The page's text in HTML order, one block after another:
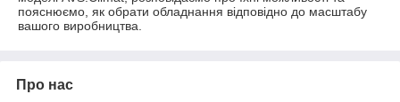
пояснюємо, як обрати обладнання відповідно до масштабу
вашого виробництва.
Про нас